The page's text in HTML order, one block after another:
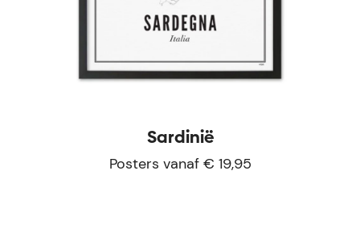
Sardinië
Posters vanaf € 19,95